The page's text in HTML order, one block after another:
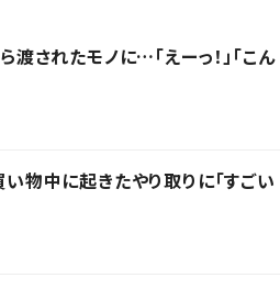
れたモノに…「えーっ！」「こん
物中に起きたやり取りに「すごい